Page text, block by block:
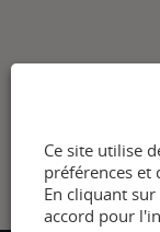
Ce site utilise
préférences et
En cliquant sur
accord pour